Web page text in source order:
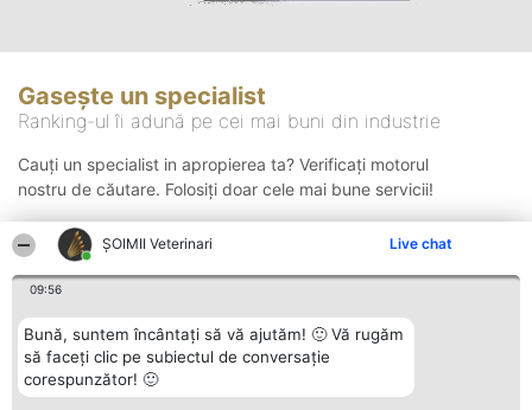
ȘOIMII Veterinari Live chat
09:56
Bună, suntem încântați să vă ajutăm! 🙂 Vă rugăm
să faceți clic pe subiectul de conversație
corespunzător! 🙂
Gasește un specialist
Ranking-ul îi adună pe cei mai buni din industrie
Cauți un specialist in apropierea ta? Verificați motorul
nostru de căutare. Folosiți doar cele mai bune servicii!